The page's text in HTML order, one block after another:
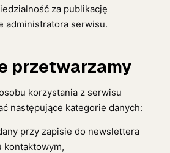
za publikację
administratora serwisu.
przetwarzamy
korzystania z serwisu
następujące kategorie danych:
przy zapisie do newslettera
kontaktowym,